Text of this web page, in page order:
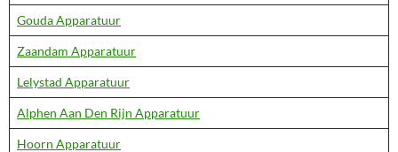
Gouda Apparatuur
Zaandam Apparatuur
Lelystad Apparatuur
Alphen Aan Den Rijn Apparatuur
Hoorn Apparatuur